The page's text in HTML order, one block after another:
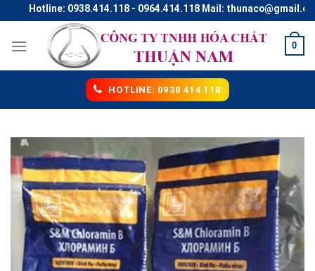
to
content
Hotline: 0938.414.118 - 0964.414.118 Mail: thunaco@gmail.com
0
HOTLINE: 0938 414 118